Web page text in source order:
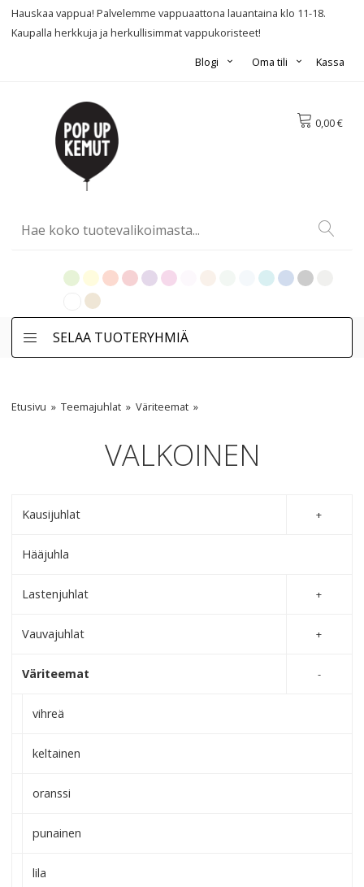
Hauskaa vappua! Palvelemme vappuaattona lauantaina klo 11-18.
Kaupalla herkkuja ja herkullisimmat vappukoristeet!
Kassa
Oma tili
Blogi
0,00 €
SELAA TUOTERYHMIÄ
Etusivu Teemajuhlat Väriteemat
VALKOINEN
Kausijuhlat
Hääjuhla
Lastenjuhlat
Vauvajuhlat
Väriteemat
vihreä
keltainen
oranssi
punainen
lila